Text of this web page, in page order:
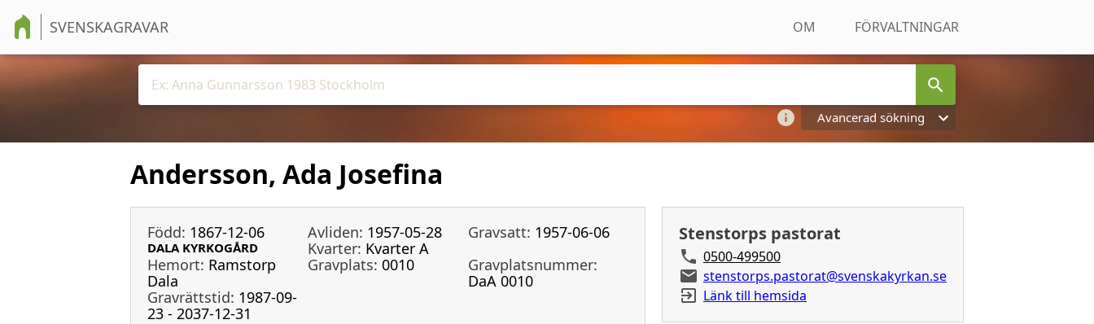
SVENSKAGRAVAR OM FÖRVALTNINGAR
Avancerad sökning
Andersson, Ada Josefina
Född: 1867-12-06 Avliden: 1957-05-28 Gravsatt: 1957-06-06
DALA KYRKOGÅRD Kvarter: Kvarter A
Hemort: Ramstorp
Dala
Gravplats: 0010
Gravplatsnummer:
DaA 0010
Gravrättstid: 1987-09-
23 - 2037-12-31
Stenstorps pastorat
0500-499500
stenstorps.pastorat@svenskakyrkan.se
Länk till hemsida